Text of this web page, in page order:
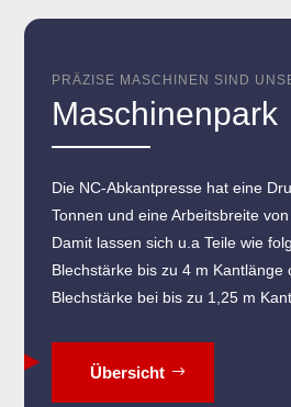
PRÄZISE MASCHINEN SIND
Maschinenpark
Die NC-Abkantpresse hat eine
Tonnen und eine Arbeitsbreite
Damit lassen sich u.a Teile wie
Blechstärke bis zu 4 m Kantlänge
Blechstärke bei bis zu 1,25 m
Übersicht